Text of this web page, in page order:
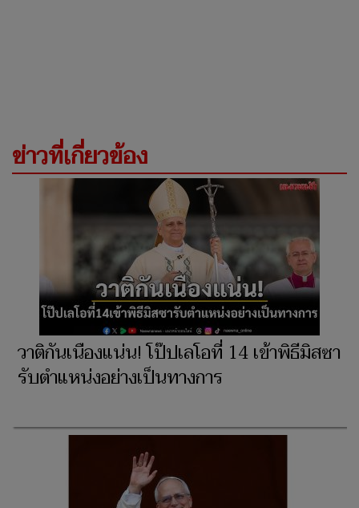
ข่าวที่เกี่ยวข้อง
วาติกันเนืองแน่น! โป๊ปเลโอที่ 14 เข้าพิธีมิสซา
รับตำแหน่งอย่างเป็นทางการ